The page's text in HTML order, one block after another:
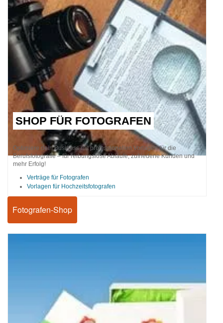
SHOP FÜR FOTOGRAFEN
Optimiere dein Business mit professionellen Vorlagen für die
Berufsfotografie – für reibungslose Abläufe, zufriedene Kunden und
mehr Erfolg!
Verträge für Fotografen
Vorlagen für Hochzeitsfotografen
Fotografen-Shop